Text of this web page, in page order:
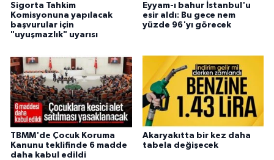
Sigorta Tahkim
Komisyonuna yapılacak
başvurular için
"uyuşmazlık" uyarısı
Eyyam-ı bahur İstanbul'u
esir aldı: Bu gece nem
yüzde 96'yı görecek
TBMM'de Çocuk Koruma
Kanunu teklifinde 6 madde
daha kabul edildi
Akaryakıtta bir kez daha
tabela değişecek